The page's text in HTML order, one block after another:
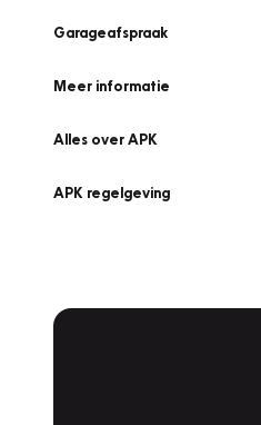
Garageafspraak
Meer informatie
Alles over APK
APK regelgeving